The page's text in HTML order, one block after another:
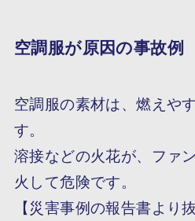
空調服が原因の事故例
空調服の素材は、燃えや
す。
溶接などの火花が、ファ
火して危険です。
【災害事例の報告書より抜